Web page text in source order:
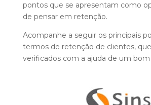
pontos que se apresentam como
de pensar em retenção.
Acompanhe a seguir os principais
termos de retenção de clientes,
verificados com a ajuda de um bom